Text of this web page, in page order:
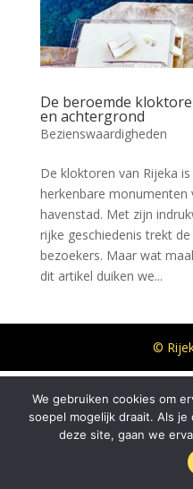
De beroemde
en achtergrond
Bezienswaardigheden
De kloktoren van Rijeka
herkenbare monumenten
havenstad. Met zijn
rijke geschiedenis trekt
bezoekers. Maar wat
dit artikel duiken we...
©
We gebruiken cookies om
soepel mogelijk draait. Als
deze site, gaan we